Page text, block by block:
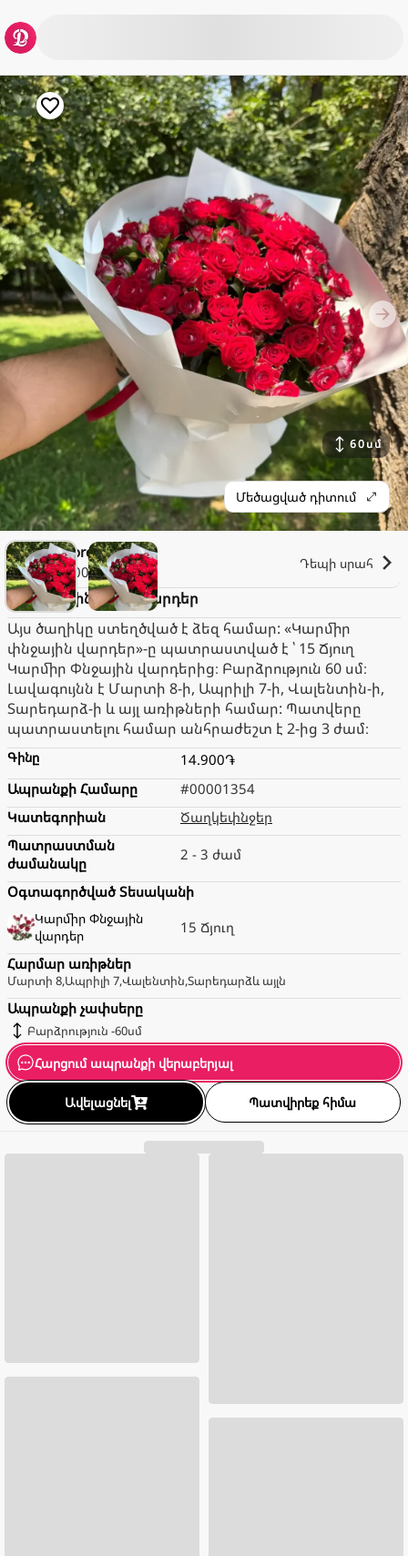
Մեծացված դիտում
60սմ
Ari FloresՓակ է։
1.000֏
Դեպի սրահ
Կարմիր փնջային վարդեր
Այս ծաղիկը ստեղծված է ձեզ համար: «Կարմիր
փնջային վարդեր»-ը պատրաստված է ՝ 15 Ճյուղ
Կարմիր Փնջային վարդերից։ Բարձրություն 60 սմ։
Լավագույնն է Մարտի 8-ի, Ապրիլի 7-ի, Վալենտին-ի,
Տարեդարձ-ի և այլ առիթների համար: Պատվերը
պատրաստելու համար անհրաժեշտ է 2-ից 3 ժամ։
Գինը
14.900֏
Ապրանքի Համարը
#00001354
Կատեգորիան
Ծաղկեփնջեր
Պատրաստման
ժամանակը
2 - 3 ժամ
Օգտագործված Տեսականի
Կարմիր Փնջային
վարդեր
15 Ճյուղ
Հարմար առիթներ
Մարտի 8,Ապրիլի 7,Վալենտին,Տարեդարձև այլն
Ապրանքի չափսերը
Բարձրություն -60սմ
Հարցում ապրանքի վերաբերյալ
Ավելացնել Պատվիրեք հիմա